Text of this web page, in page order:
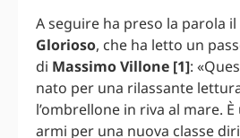
A seguire ha preso la parola il
Glorioso, che ha letto un
di Massimo Villone [1]:
nato per una rilassante
l’ombrellone in riva al mare.
armi per una nuova classe